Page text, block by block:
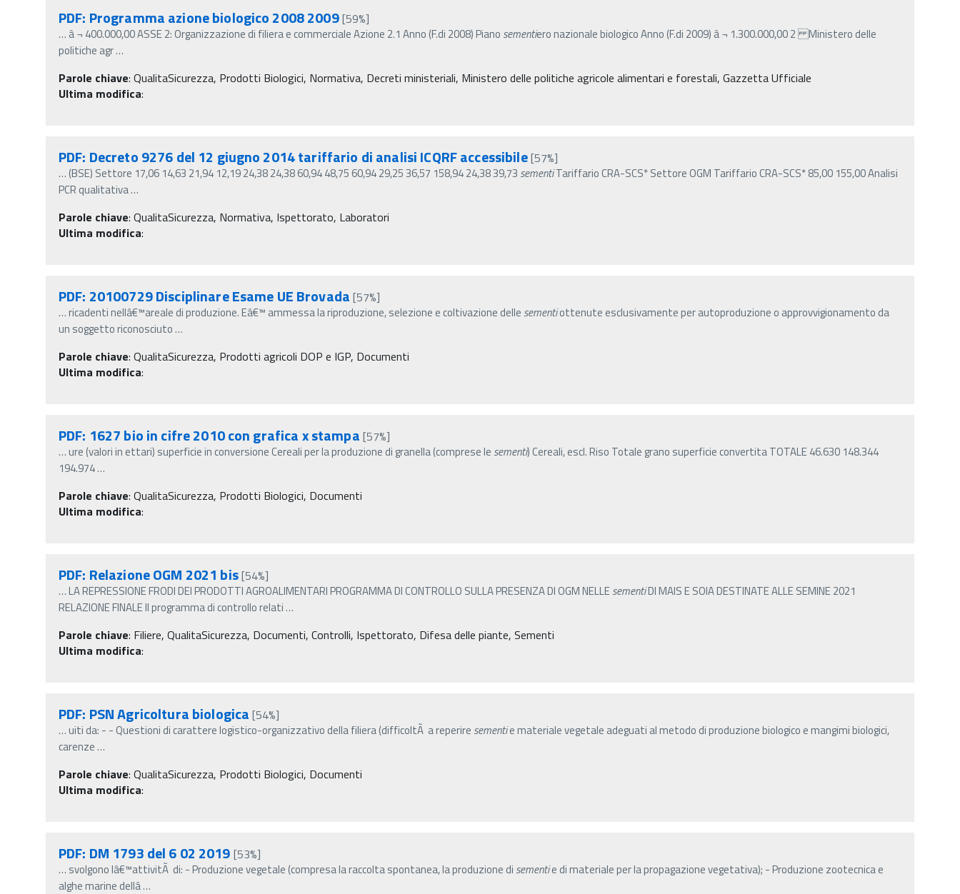
PDF: Programma azione biologico 2008 2009[59%]
… â‚¬ 400.000,00 ASSE 2: Organizzazione di filiera e commerciale Azione 2.1 Anno (F.di 2008) Piano sementiero nazionale biologico Anno (F.di 2009) â‚¬ 1.300.000,00 2 Ministero delle
politiche agr…
Parole chiave: QualitaSicurezza, Prodotti Biologici, Normativa, Decreti ministeriali, Ministero delle politiche agricole alimentari e forestali, Gazzetta Ufficiale
Ultima modifica:
PDF: Decreto 9276 del 12 giugno 2014 tariffario di analisi ICQRF accessibile[57%]
…(BSE) Settore 17,06 14,63 21,94 12,19 24,38 24,38 60,94 48,75 60,94 29,25 36,57 158,94 24,38 39,73 sementiTariffario CRA-SCS* Settore OGM Tariffario CRA-SCS* 85,00 155,00 Analisi
PCR qualitativa…
Parole chiave: QualitaSicurezza, Normativa, Ispettorato, Laboratori
Ultima modifica:
PDF: 20100729 Disciplinare Esame UE Brovada [57%]
…ricadenti nellâ€™areale di produzione. Eâ€™ ammessa la riproduzione, selezione e coltivazione delle sementiottenute esclusivamente per autoproduzione o approvvigionamento da
un soggetto riconosciuto…
Parole chiave: QualitaSicurezza, Prodotti agricoli DOP e IGP, Documenti
Ultima modifica:
PDF: 1627 bio in cifre 2010 con grafica x stampa [57%]
…ure (valori in ettari) superficie in conversione Cereali per la produzione di granella (comprese le sementi) Cereali, escl. Riso Totale grano superficie convertita TOTALE 46.630 148.344
194.974…
Parole chiave: QualitaSicurezza, Prodotti Biologici, Documenti
Ultima modifica:
PDF: Relazione OGM 2021 bis[54%]
…LA REPRESSIONE FRODI DEI PRODOTTI AGROALIMENTARI PROGRAMMA DI CONTROLLO SULLA PRESENZA DI OGM NELLE sementiDI MAIS E SOIA DESTINATE ALLE SEMINE 2021
RELAZIONE FINALE Il programma di controllo relati…
Parole chiave: Filiere, QualitaSicurezza, Documenti, Controlli, Ispettorato, Difesa delle piante, Sementi
Ultima modifica:
PDF: PSN Agricoltura biologica [54%]
…uiti da: - - Questioni di carattere logistico-organizzativo della filiera (difficoltÃ a reperire sementie materiale vegetale adeguati al metodo di produzione biologico e mangimi biologici,
carenze…
Parole chiave: QualitaSicurezza, Prodotti Biologici, Documenti
Ultima modifica:
PDF: DM 1793 del 6 02 2019 [53%]
… svolgono lâ€™attivitÃ di: - Produzione vegetale (compresa la raccolta spontanea, la produzione di sementie di materiale per la propagazione vegetativa); - Produzione zootecnica e
alghe marine dellâ…